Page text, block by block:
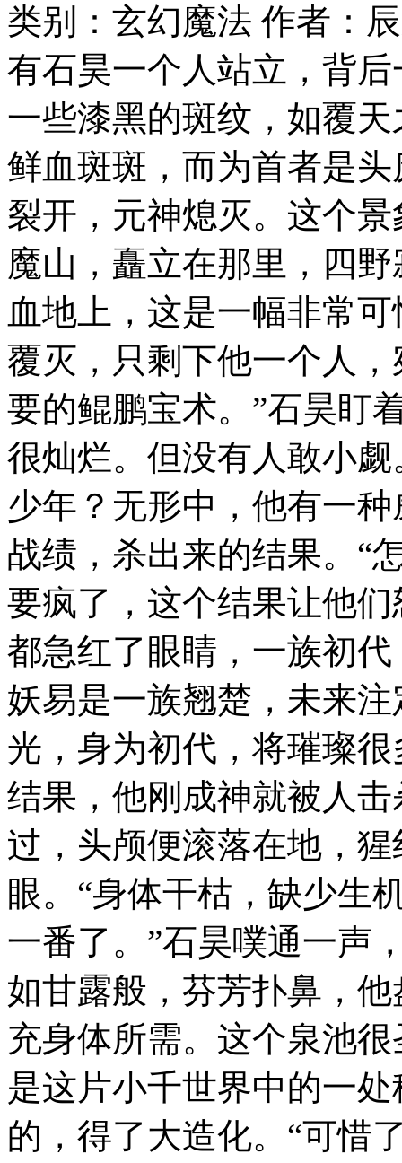
类别：玄幻魔法 作者：
有石昊一个人站立，背
一些漆黑的斑纹，如覆
鲜血斑斑，而为首者是
裂开，元神熄灭。这个
魔山，矗立在那里，四
血地上，这是一幅非常
覆灭，只剩下他一个人
要的鲲鹏宝术。”石昊盯
很灿烂。但没有人敢小
少年？无形中，他有一
战绩，杀出来的结果。“
要疯了，这个结果让他
都急红了眼睛，一族初
妖易是一族翘楚，未来
光，身为初代，将璀璨
结果，他刚成神就被人
过，头颅便滚落在地，
眼。“身体干枯，缺少生
一番了。”石昊噗通一声
如甘露般，芬芳扑鼻，
充身体所需。这个泉池
是这片小千世界中的一
的，得了大造化。“可惜